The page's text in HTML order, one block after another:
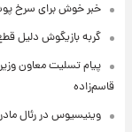
خبر خوش برای سرخ
گربه بازیگوش دلیل
پیام تسلیت معاون
قاسم‌زاده
وینیسیوس در رئال